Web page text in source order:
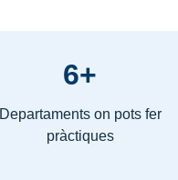
6+
Departaments on pots fer
pràctiques